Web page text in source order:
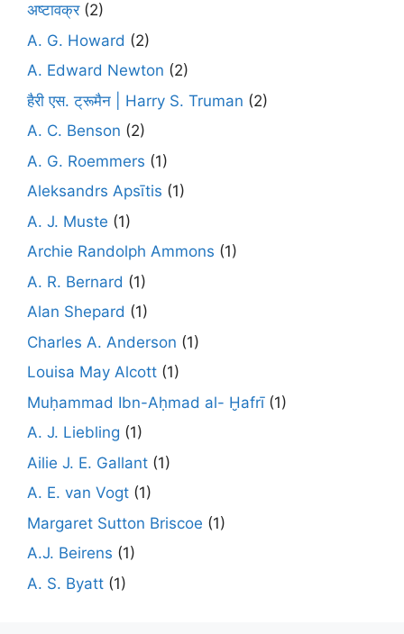
अष्टावक्र(2)
A. G. Howard (2)
A. Edward Newton (2)
हैरी एस. ट्रूमैन | Harry S. Truman (2)
A. C. Benson (2)
A. G. Roemmers (1)
Aleksandrs Apsītis (1)
A. J. Muste (1)
Archie Randolph Ammons (1)
A. R. Bernard (1)
Alan Shepard (1)
Charles A. Anderson (1)
Louisa May Alcott (1)
Muḥammad Ibn-Aḥmad al- Ḫafrī(1)
A. J. Liebling (1)
Ailie J. E. Gallant (1)
A. E. van Vogt (1)
Margaret Sutton Briscoe (1)
A.J. Beirens (1)
A. S. Byatt (1)